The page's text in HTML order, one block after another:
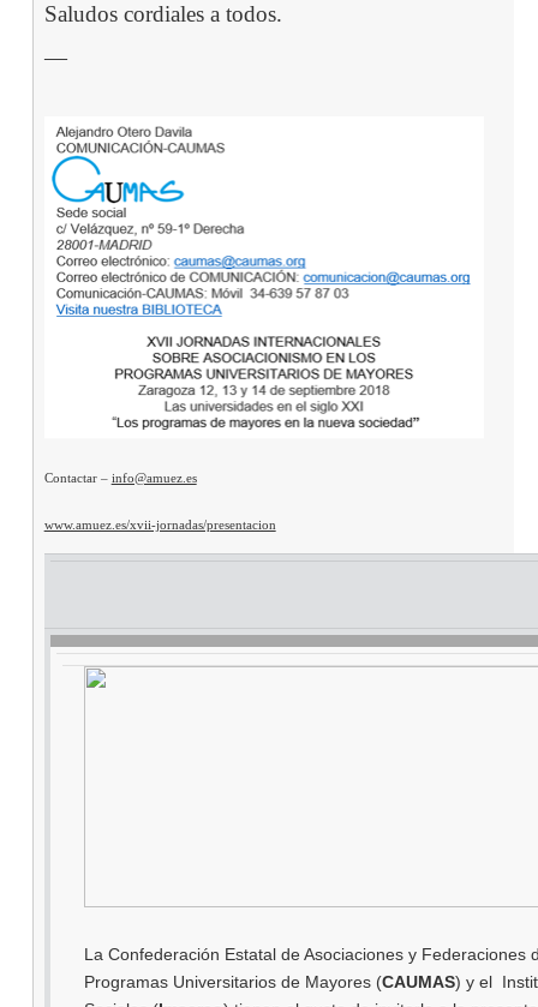
Saludos cordiales a todos.
—
Contactar – info@amuez.es
www.amuez.es/xvii-jornadas/presentacion
La Confederación Estatal de Asociaciones y Federaciones
Programas Universitarios de Mayores (CAUMAS) y el